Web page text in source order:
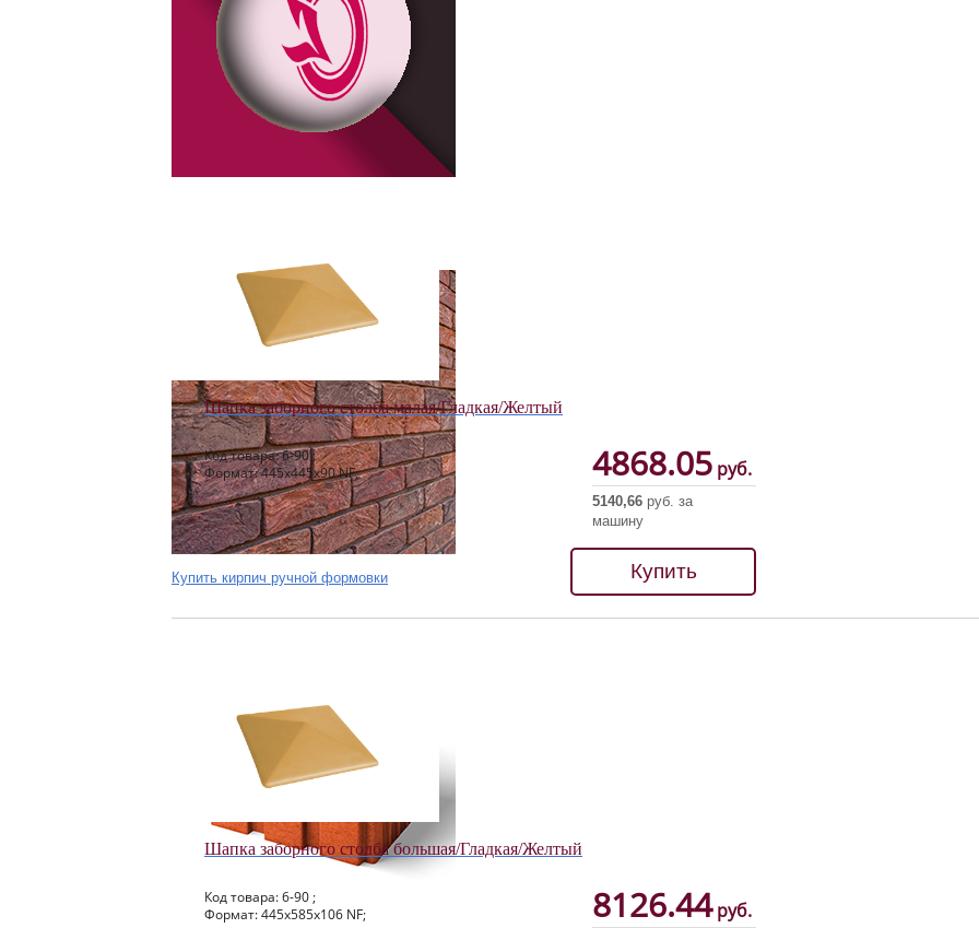
Купить кирпич ручной формовки
Шапка заборного столба малая/Гладкая/Желтый
Код товара: 6-90 ;
Формат: 445x445x90 NF;
4868.05 руб.
5140,66 руб. за
машину
Купить
Шапка заборного столба большая/Гладкая/Желтый
Код товара: 6-90 ;
Формат: 445x585x106 NF;
8126.44руб.